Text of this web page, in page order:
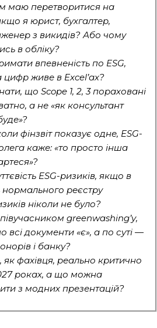
маю перетворитися на
я юрист, бухгалтер,
з викидів? Або чому
в обліку?
впевненість по ESG,
живе в Excel’ах?
що Scope 1, 2, 3 пораховані
а не «як консультант
фінзвіт показує одне, ESG-
каже: «то просто інша
ESG-ризиків, якщо в
нормального реєстру
ніколи не було?
greenwashing’у,
документи «є», а по суті —
і банку?
фахівця, реально критично
роках, а що можна
з модних презентацій?